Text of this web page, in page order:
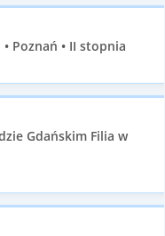
Poznań • II stopnia
Gdańskim Filia w